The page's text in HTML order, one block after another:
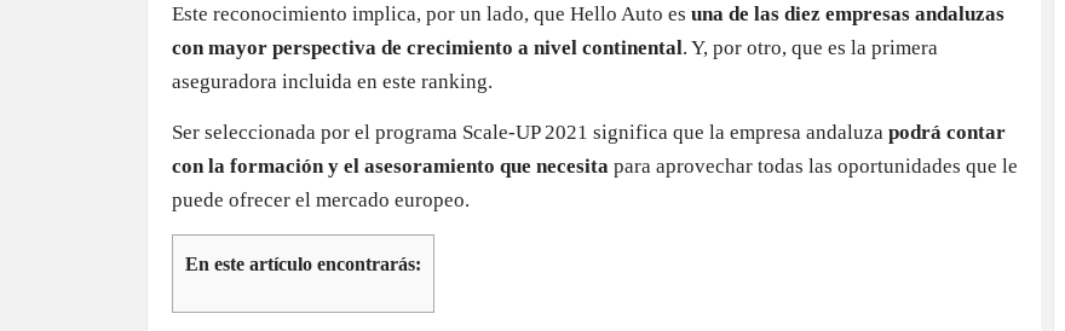
Este reconocimiento implica, por un lado, que Hello Auto es una de las diez empresas andaluzas
con mayor perspectiva de crecimiento a nivel continental. Y, por otro, que es la primera
aseguradora incluida en este ranking.
Ser seleccionada por el programa Scale-UP 2021 significa que la empresa andaluza podrá contar
con la formación y el asesoramiento que necesita para aprovechar todas las oportunidades que le
puede ofrecer el mercado europeo.
En este artículo encontrarás: